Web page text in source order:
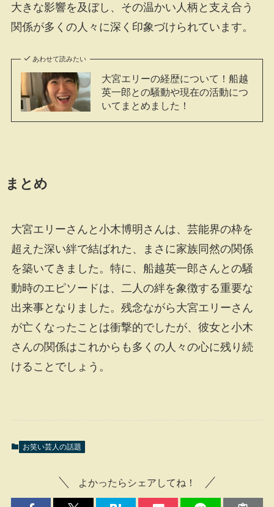
大きな影響を及ぼし、その温かい人柄と支え合う
関係が多くの人々に深く印象づけられています。
あわせて読みたい
大宮エリーの経歴について！船越
英一郎との騒動や現在の活動につ
いてまとめました！
まとめ
大宮エリーさんと小木博明さんは、芸能界の枠を
超えた深い絆で結ばれた、まさに家族同然の関係
を築いてきました。特に、船越英一郎さんとの騒
動時のエピソードは、二人の絆を象徴する重要な
出来事となりました。残念ながら大宮エリーさん
が亡くなったことは衝撃的でしたが、彼女と小木
さんの関係はこれからも多くの人々の心に残り続
けることでしょう。
お笑い芸人の話題
よかったらシェアしてね！